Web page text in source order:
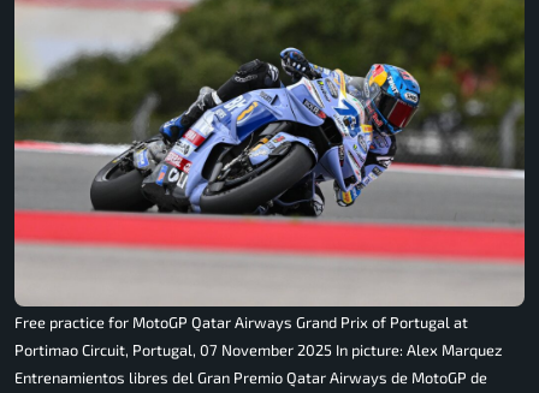
Free practice for MotoGP Qatar Airways Grand Prix of Portugal at
Portimao Circuit, Portugal, 07 November 2025 In picture: Alex Marquez
Entrenamientos libres del Gran Premio Qatar Airways de MotoGP de